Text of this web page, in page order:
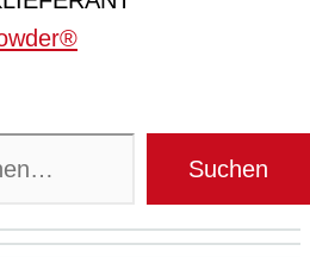
Suchen